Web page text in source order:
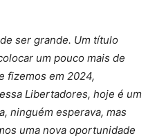
ser grande. Um título
um pouco mais de
fizemos em 2024,
Libertadores, hoje é um
ninguém esperava, mas
uma nova oportunidade